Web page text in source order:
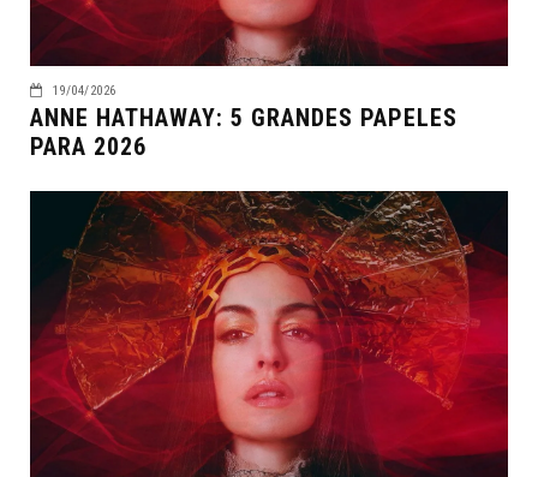
19/04/2026
ANNE HATHAWAY: 5 GRANDES PAPELES
PARA 2026